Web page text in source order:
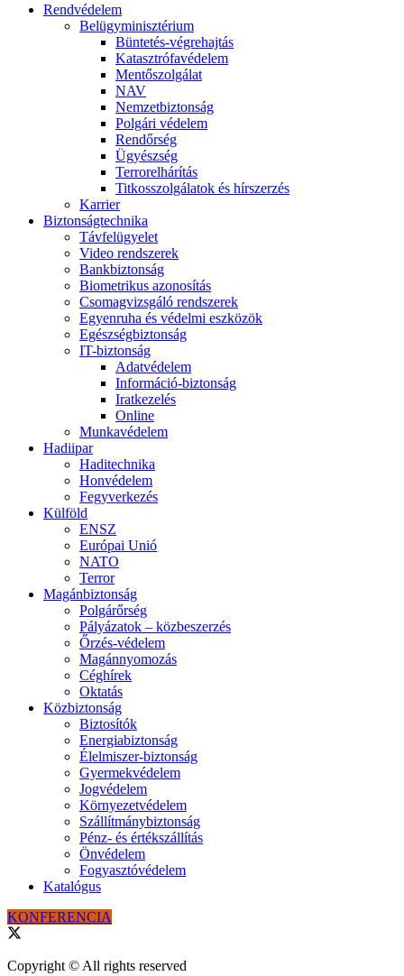
Rendvédelem
Belügyminisztérium
Büntetés-végrehajtás
Katasztrófavédelem
Mentőszolgálat
NAV
Nemzetbiztonság
Polgári védelem
Rendőrség
Ügyészség
Terrorelhárítás
Titkosszolgálatok és hírszerzés
Karrier
Biztonságtechnika
Távfelügyelet
Video rendszerek
Bankbiztonság
Biometrikus azonosítás
Csomagvizsgáló rendszerek
Egyenruha és védelmi eszközök
Egészségbiztonság
IT-biztonság
Adatvédelem
Információ-biztonság
Iratkezelés
Online
Munkavédelem
Hadiipar
Haditechnika
Honvédelem
Fegyverkezés
Külföld
ENSZ
Európai Unió
NATO
Terror
Magánbiztonság
Polgárőrség
Pályázatok – közbeszerzés
Őrzés-védelem
Magánnyomozás
Céghírek
Oktatás
Közbiztonság
Biztosítók
Energiabiztonság
Élelmiszer-biztonság
Gyermekvédelem
Jogvédelem
Környezetvédelem
Szállítmánybiztonság
Pénz- és értékszállítás
Önvédelem
Fogyasztóvédelem
Katalógus
KONFERENCIA
Copyright © All rights reserved